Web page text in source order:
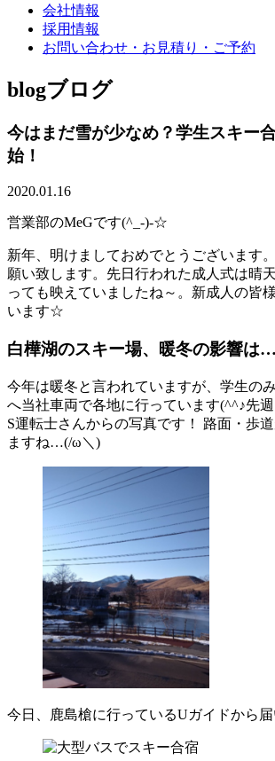
会社情報
採用情報
お問い合わせ・お見積り・ご予約
blogブログ
今はまだ雪が少なめ？学生スキー
始！
2020.01.16
営業部のMeGです(^_-)-☆
新年、明けましておめでとうございます
願い致します。先日行われた成人式は晴
っても映えていましたね～。新成人の皆
います☆
白樺湖のスキー場、暖冬の影響は…
今年は暖冬と言われていますが、学生の
へ当社車両で各地に行っています(^^♪先
S運転士さんからの写真です！ 路面・歩
ますね…(/ω＼)
今日、鹿島槍に行っているUガイドから